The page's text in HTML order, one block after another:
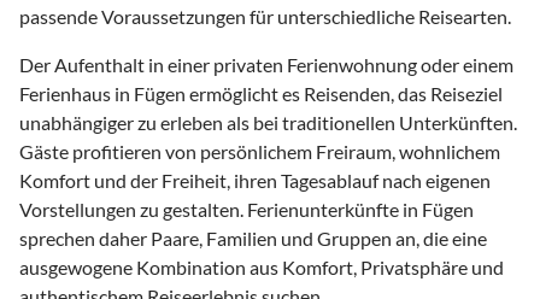
passende Voraussetzungen für unterschiedliche Reisearten.
Der Aufenthalt in einer privaten Ferienwohnung oder einem
Ferienhaus in Fügen ermöglicht es Reisenden, das Reiseziel
unabhängiger zu erleben als bei traditionellen Unterkünften.
Gäste profitieren von persönlichem Freiraum, wohnlichem
Komfort und der Freiheit, ihren Tagesablauf nach eigenen
Vorstellungen zu gestalten. Ferienunterkünfte in Fügen
sprechen daher Paare, Familien und Gruppen an, die eine
ausgewogene Kombination aus Komfort, Privatsphäre und